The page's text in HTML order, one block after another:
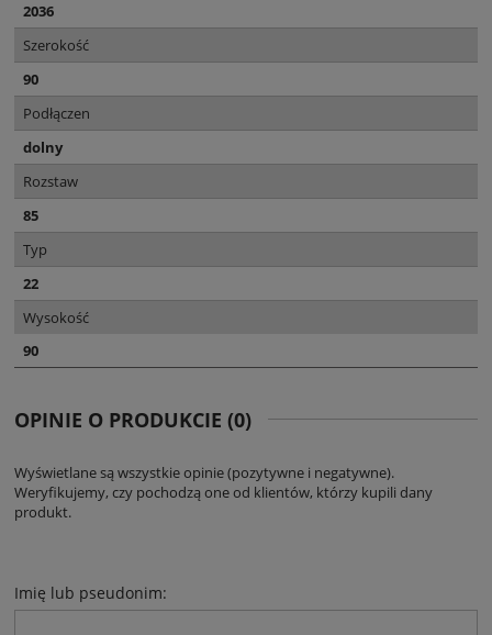
2036
Szerokość
90
Podłączen
dolny
Rozstaw
85
Typ
22
Wysokość
90
OPINIE O PRODUKCIE (0)
Wyświetlane są wszystkie opinie (pozytywne i negatywne).
Weryfikujemy, czy pochodzą one od klientów, którzy kupili dany
produkt.
Imię lub pseudonim: